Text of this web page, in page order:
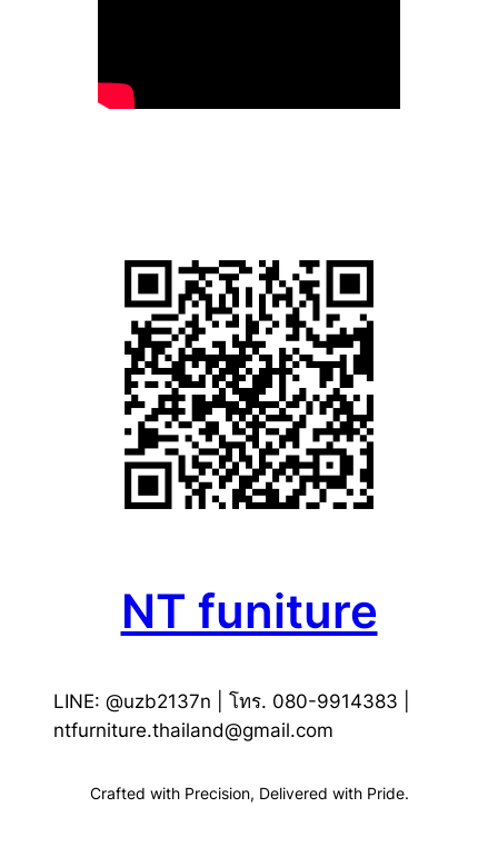
NT funiture
LINE: @uzb2137n | โทร. 080-9914383 |
ntfurniture.thailand@gmail.com
Crafted with Precision, Delivered with Pride.